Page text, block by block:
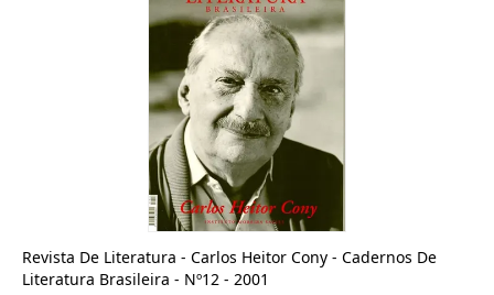
Revista De Literatura - Carlos Heitor Cony - Cadernos De
Literatura Brasileira - Nº12 - 2001